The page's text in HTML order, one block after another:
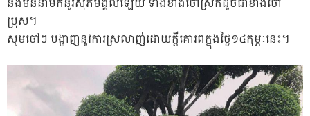
នឹងមិននាំមកនូវសុភមង្គលឡើយ ទាំងខាងចៅស្រីក៏ដូចជាខាងចៅ
ប្រុស។
សូមចៅៗ បង្ហាញនូវការស្រលាញ់ដោយក្តីគោរពក្នុងថ្ងៃ១៤កុម្ភៈនេះ។